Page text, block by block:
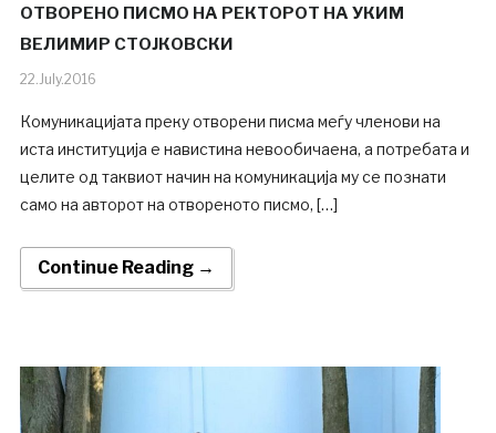
ОТВОРЕНО ПИСМО НА РЕКТОРОТ НА УКИМ
ВЕЛИМИР СТОЈКОВСКИ
22.July.2016
Комуникацијата преку отворени писма меѓу членови на
иста институција е навистина невообичаенa, а потребата и
целите од таквиот начин на комуникација му се познати
само на авторот на отвореното писмо, […]
Continue Reading →